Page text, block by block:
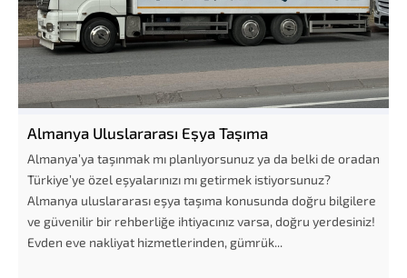
Almanya Uluslararası Eşya Taşıma
Almanya’ya taşınmak mı planlıyorsunuz ya da belki de oradan
Türkiye’ye özel eşyalarınızı mı getirmek istiyorsunuz?
Almanya uluslararası eşya taşıma konusunda doğru bilgilere
ve güvenilir bir rehberliğe ihtiyacınız varsa, doğru yerdesiniz!
Evden eve nakliyat hizmetlerinden, gümrük...